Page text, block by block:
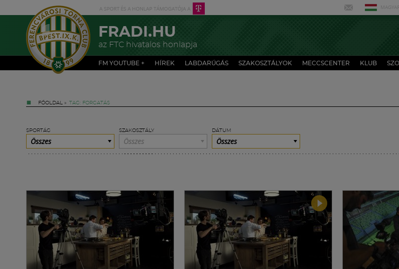
MAGYAR
FRADI.HU
az FTC hivatalos honlapja
FM YOUTUBE + HÍREK LABDARÚGÁS SZAKOSZTÁLYOK MECCSCENTER KLUB
FŐOLDAL » TAG: FORGATÁS
SPORTÁG
Összes
SZAKOSZTÁLY
Összes
DÁTUM
Összes